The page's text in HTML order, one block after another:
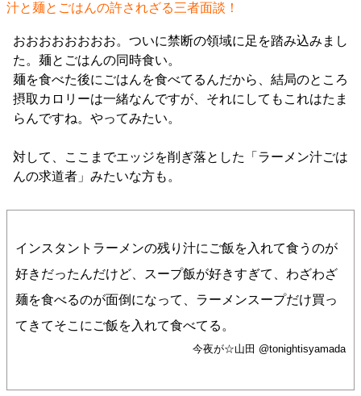
汁と麺とごはんの許されざる三者面談！
おおおおおおおお。ついに禁断の領域に足を踏み込みまし
た。麺とごはんの同時食い。
麺を食べた後にごはんを食べてるんだから、結局のところ
摂取カロリーは一緒なんですが、それにしてもこれはたま
らんですね。やってみたい。
対して、ここまでエッジを削ぎ落とした「ラーメン汁ごは
んの求道者」みたいな方も。
インスタントラーメンの残り汁にご飯を入れて食うのが
好きだったんだけど、スープ飯が好きすぎて、わざわざ
麺を食べるのが面倒になって、ラーメンスープだけ買っ
てきてそこにご飯を入れて食べてる。
今夜が☆山田 @tonightisyamada